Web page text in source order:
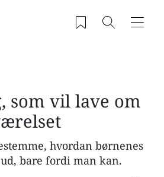
Saved products
Søg
som vil lave om
hvordan børnenes
bare fordi man kan.